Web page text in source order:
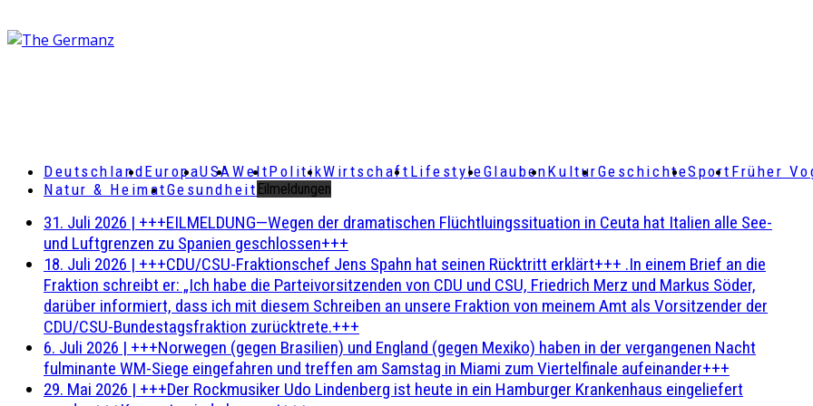
DeutschlandEuropaUSAWeltPolitikWirtschaft LifestyleGlaubenKulturGeschichteSport Früher
Natur & HeimatGesundheit Eilmeldungen
31. Juli 2026 | +++EILMELDUNG—Wegen der dramatischen Flüchtluingssituation in Ceuta hat Italien alle See-
und Luftgrenzen zu Spanien geschlossen+++
18. Juli 2026 | +++CDU/CSU-Fraktionschef Jens Spahn hat seinen Rücktritt erklärt+++ .In einem Brief an die
Fraktion schreibt er: „Ich habe die Parteivorsitzenden von CDU und CSU, Friedrich Merz und Markus Söder,
darüber informiert, dass ich mit diesem Schreiben an unsere Fraktion von meinem Amt als Vorsitzender der
CDU/CSU-Bundestagsfraktion zurücktrete.+++
6. Juli 2026 | +++Norwegen (gegen Brasilien) und England (gegen Mexiko) haben in der vergangenen Nacht
fulminante WM-Siege eingefahren und treffen am Samstag in Miami zum Viertelfinale aufeinander+++
29. Mai 2026 | +++Der Rockmusiker Udo Lindenberg ist heute in ein Hamburger Krankenhaus eingeliefert